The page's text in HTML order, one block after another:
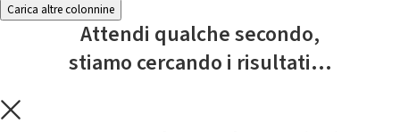
Carica altre colonnine
Attendi qualche secondo,
stiamo cercando i risultati...